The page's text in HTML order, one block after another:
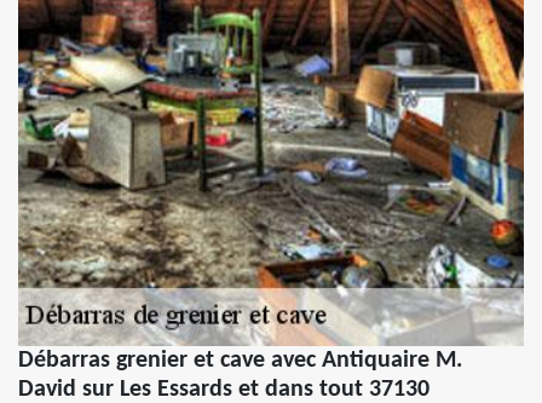
Débarras grenier et cave avec Antiquaire M.
David sur Les Essards et dans tout 37130